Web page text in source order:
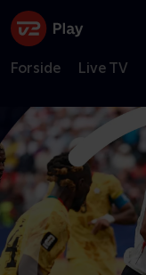
Forside Live TV